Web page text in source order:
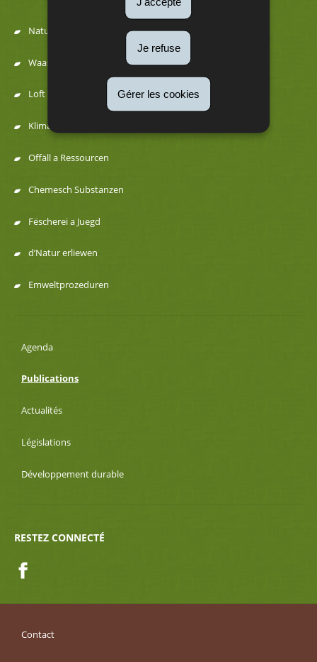
Je refuse
Gérer les cookies
Menu
de
navigation
Natur
Waasser
Loft a Kaméidi
Klima an Energie
Offäll a Ressourcen
Chemesch Substanzen
Fëscherei a Juegd
d’Natur erliewen
Emweltprozeduren
Agenda
Publications
Actualités
Législations
Développement durable
RESTEZ CONNECTÉ
Contact